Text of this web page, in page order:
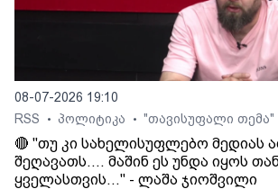
08-07-2026 19:10
RSS
• პოლიტიკა • "თავისუფალი თემა"
🔴 "თუ კი სახელისუფლებო მედიას
შეღავათს.... მაშინ ეს უნდა იყოს
ყველასთვის..." - ლაშა ჯიოშვილი